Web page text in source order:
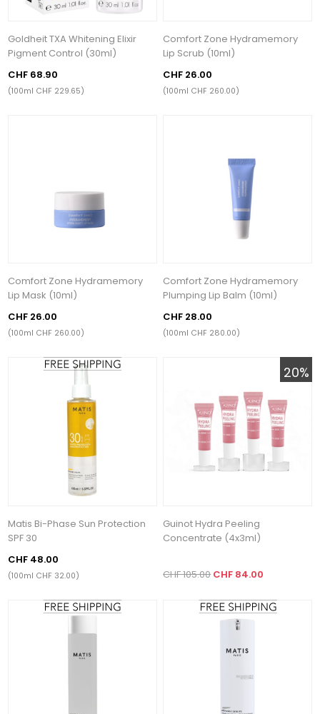
Goldheit TXA Whitening Elixir
Pigment Control (30ml)
CHF 68.90
(100ml CHF 229.65)
Comfort Zone Hydramemory
Lip Scrub (10ml)
CHF 26.00
(100ml CHF 260.00)
Comfort Zone Hydramemory
Lip Mask (10ml)
CHF 26.00
(100ml CHF 260.00)
Comfort Zone Hydramemory
Plumping Lip Balm (10ml)
CHF 28.00
(100ml CHF 280.00)
Matis Bi-Phase Sun Protection
SPF 30
CHF 48.00
(100ml CHF 32.00)
20%
Guinot Hydra Peeling
Concentrate (4x3ml)
CHF 105.00CHF 84.00